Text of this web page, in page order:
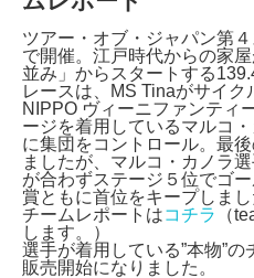
ツアー・オブ・ジャパン第
で開催。江戸時代からの家
並み」からスタートする
レースは、MS Tinaがサイク
NIPPO ヴィーニファンティ
ージを着用しているマルコ
に集団をコントロール。最
ましたが、マルコ・カノラ
が合わずステージ５位でゴ
賞ともに首位をキープしまし
チームレポートはコチラ
（
します。）
選手が着用している”本物”の
販売開始になりました。